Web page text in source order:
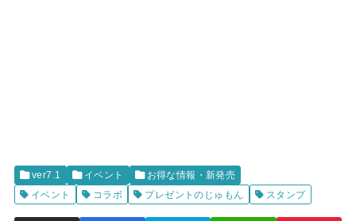
ver7.1 イベント
お得な情報・新発売
イベント
コラボ プレゼントのじゅもん スタンプ